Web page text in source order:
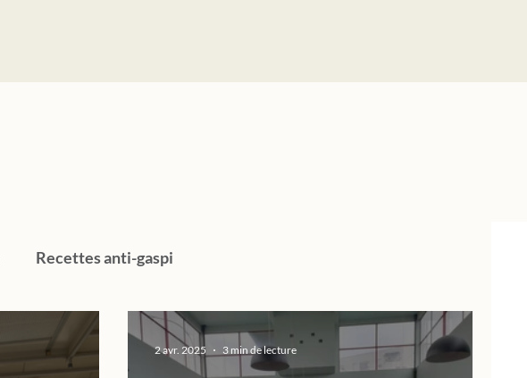
Recettes anti-gaspi
2 avr. 2025 3 min de lecture